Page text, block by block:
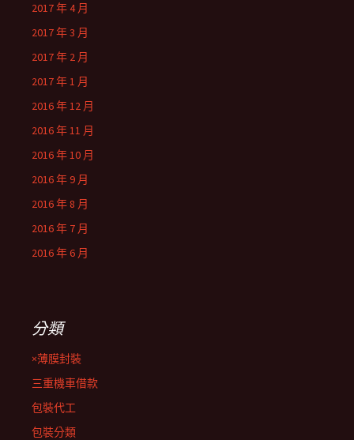
2017 年 4 月
2017 年 3 月
2017 年 2 月
2017 年 1 月
2016 年 12 月
2016 年 11 月
2016 年 10 月
2016 年 9 月
2016 年 8 月
2016 年 7 月
2016 年 6 月
分類
×薄膜封裝
三重機車借款
包裝代工
包裝分類